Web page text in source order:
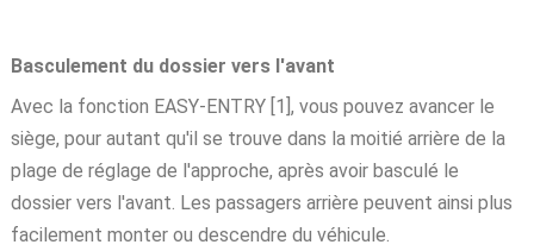
Basculement du dossier vers l'avant
Avec la fonction EASY-ENTRY [1], vous pouvez avancer le
siège, pour autant qu'il se trouve dans la moitié arrière de la
plage de réglage de l'approche, après avoir basculé le
dossier vers l'avant. Les passagers arrière peuvent ainsi plus
facilement monter ou descendre du véhicule.